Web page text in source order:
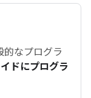
的なプログラ
ドにプログラ